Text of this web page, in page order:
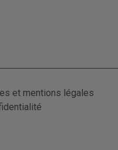
et mentions légales